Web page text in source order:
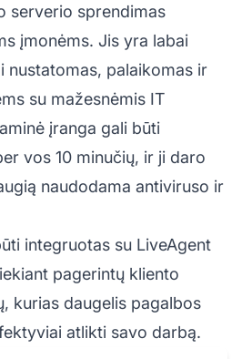
serverio sprendimas
įmonėms. Jis yra labai
nustatomas, palaikomas ir
su mažesnėmis IT
įranga gali būti
vos 10 minučių, ir ji daro
naudodama antiviruso ir
integruotas su LiveAgent
pagerintų kliento
kurias daugelis pagalbos
atlikti savo darbą.